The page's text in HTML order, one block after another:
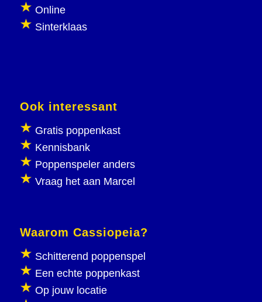
Online
Sinterklaas
Ook interessant
Gratis poppenkast
Kennisbank
Poppenspeler anders
Vraag het aan Marcel
Waarom Cassiopeia?
Schitterend poppenspel
Een echte poppenkast
Op jouw locatie